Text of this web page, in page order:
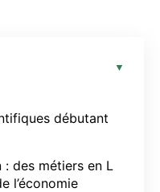
débutant
des métiers en L
l’économie